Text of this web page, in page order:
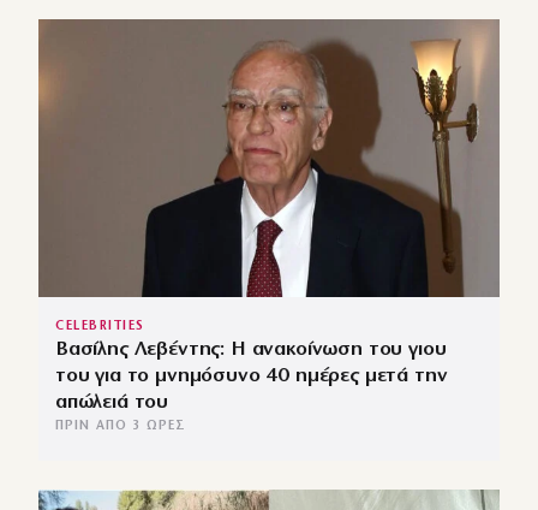
CELEBRITIES
Βασίλης Λεβέντης: Η ανακοίνωση του γιου
του για το μνημόσυνο 40 ημέρες μετά την
απώλειά του
ΠΡΙΝ ΑΠΌ 3 ΏΡΕΣ